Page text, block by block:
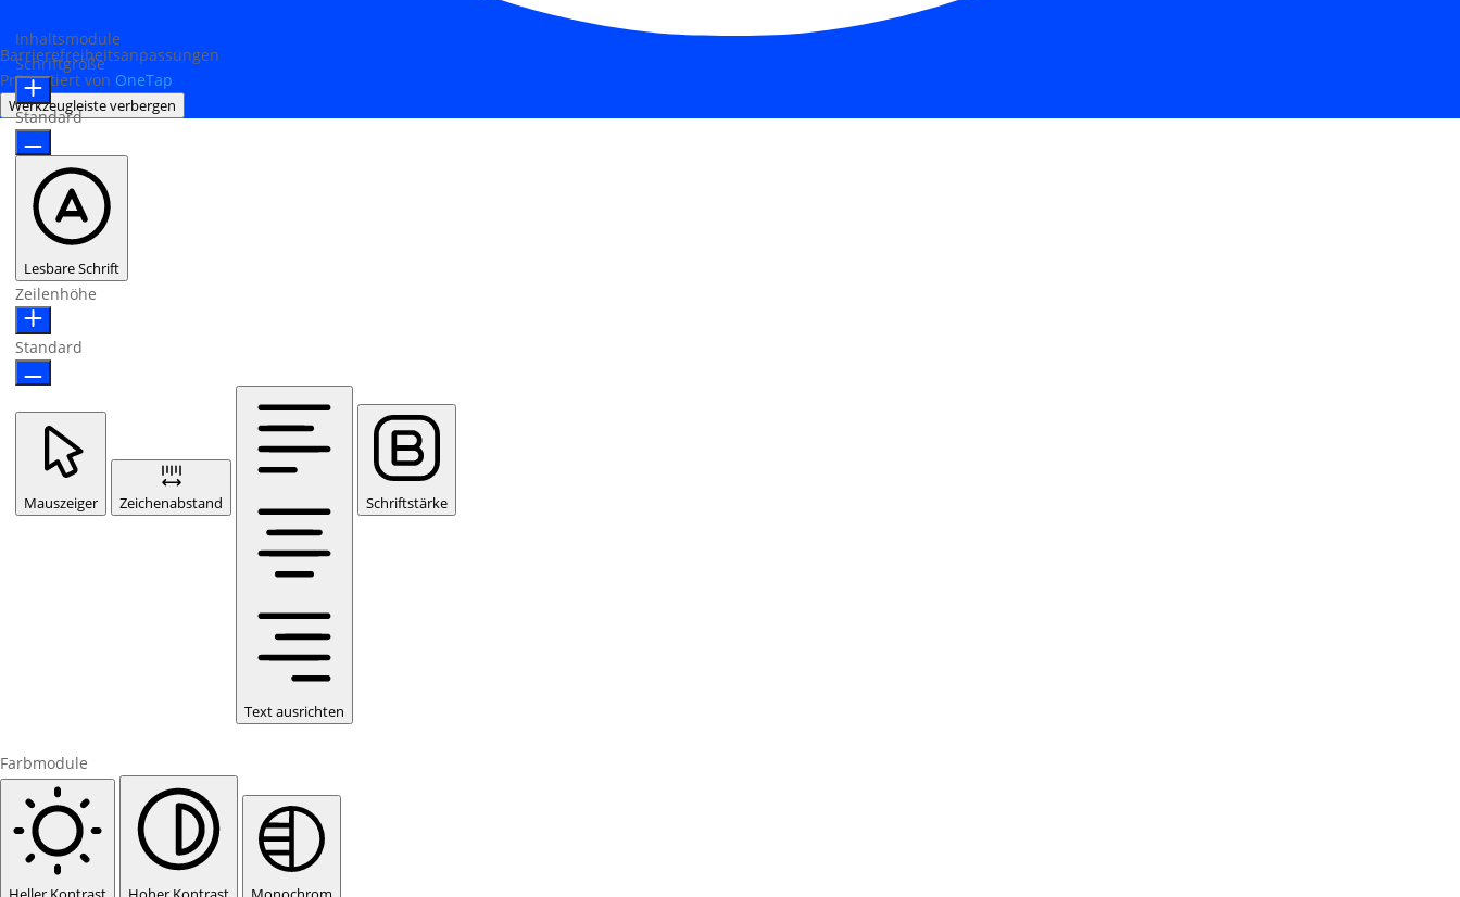
Barrierefreiheitsanpassungen
Präsentiert von OneTap
Werkzeugleiste verbergen
Inhaltsmodule
Schriftgröße
Standard
Lesbare Schrift
Zeilenhöhe
Standard
Mauszeiger Zeichenabstand
Text ausrichten
Schriftstärke
Farbmodule